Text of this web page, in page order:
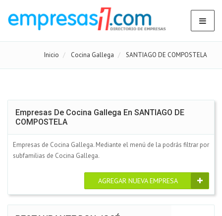
Inicio Cocina Gallega SANTIAGO DE COMPOSTELA
Empresas De Cocina Gallega En SANTIAGO DE
COMPOSTELA
Empresas de Cocina Gallega. Mediante el menú de la podrás filtrar por
subfamilias de Cocina Gallega.
AGREGAR NUEVA EMPRESA